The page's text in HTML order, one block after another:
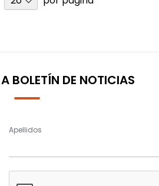
BOLETÍN DE NOTICIAS
Apellidos